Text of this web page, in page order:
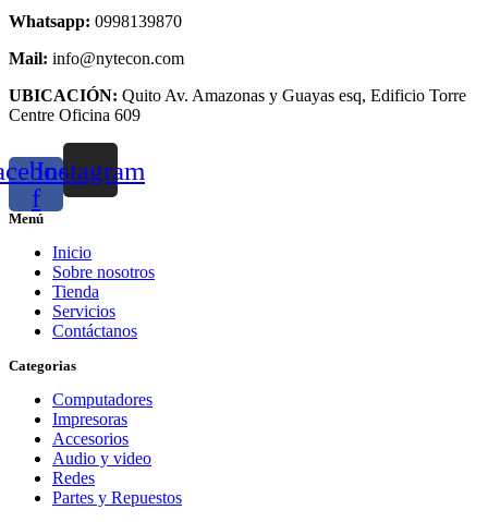
Whatsapp: 0998139870
Mail: info@nytecon.com
UBICACIÓN: Quito Av. Amazonas y Guayas esq, Edificio Torre
Centre Oficina 609
f
Instagram
Menú
Inicio
Sobre nosotros
Tienda
Servicios
Contáctanos
Categorias
Computadores
Impresoras
Accesorios
Audio y video
Redes
Partes y Repuestos